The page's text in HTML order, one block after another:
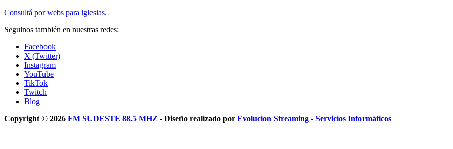
Consultá por webs para iglesias.
Seguinos también en nuestras redes:
Facebook
X (Twitter)
Instagram
YouTube
TikTok
Twitch
Blog
Copyright © 2026 FM SUDESTE 88.5 MHZ - Diseño realizado por Evolucion Streaming - Servicios Informáticos